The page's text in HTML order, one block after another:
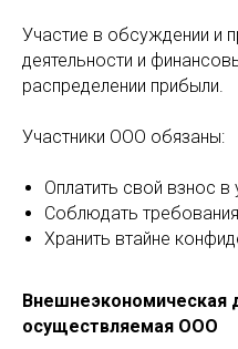
Участие в обсуждении и
деятельности и
распределении прибыли.
Участники ООО обязаны:
Оплатить свой взнос в
Соблюдать
Хранить втайне
Внешнеэкономическая
осуществляемая ООО